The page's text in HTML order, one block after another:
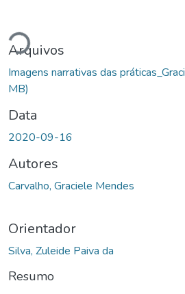
Arquivos
Imagens narrativas das
MB)
Data
2020-09-16
Autores
Carvalho, Graciele Mendes
Orientador
Silva, Zuleide Paiva da
Resumo